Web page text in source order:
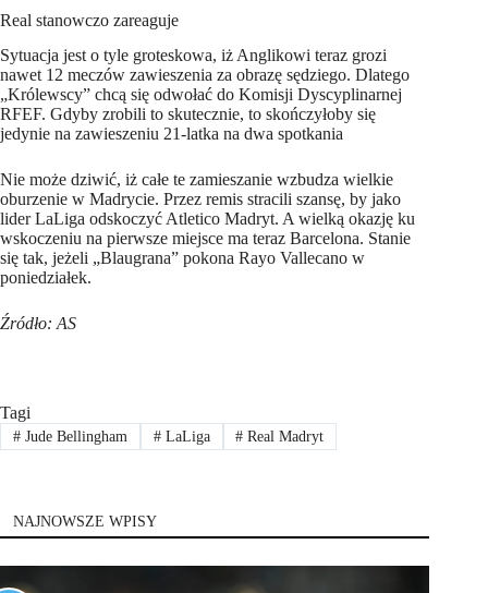
Real stanowczo zareaguje
Sytuacja jest o tyle groteskowa, iż Anglikowi teraz grozi
nawet 12 meczów zawieszenia za obrazę sędziego. Dlatego
„Królewscy” chcą się odwołać do Komisji Dyscyplinarnej
RFEF. Gdyby zrobili to skutecznie, to skończyłoby się
jedynie na zawieszeniu 21-latka na dwa spotkania
Nie może dziwić, iż całe te zamieszanie wzbudza wielkie
oburzenie w Madrycie. Przez remis stracili szansę, by jako
lider LaLiga odskoczyć Atletico Madryt. A wielką okazję ku
wskoczeniu na pierwsze miejsce ma teraz Barcelona. Stanie
się tak, jeżeli „Blaugrana” pokona Rayo Vallecano w
poniedziałek.
Źródło: AS
Tagi
#Jude Bellingham #LaLiga # Real Madryt
NAJNOWSZE WPISY